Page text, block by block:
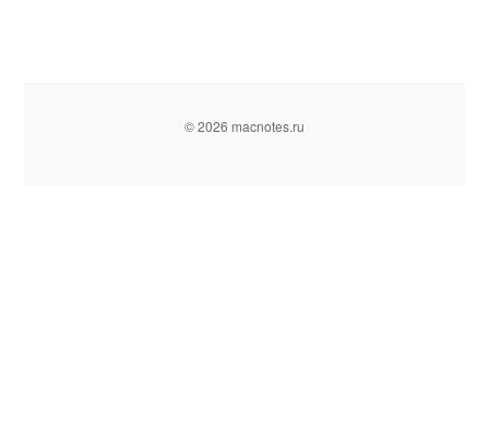
© 2026 macnotes.ru